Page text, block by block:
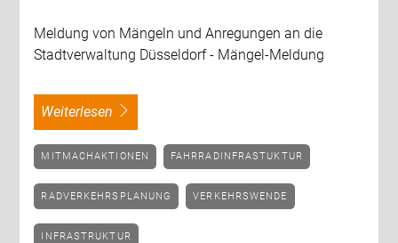
Meldung von Mängeln und Anregungen an die
Stadtverwaltung Düsseldorf - Mängel-Meldung
weiterlesen
MITMACHAKTIONEN FAHRRADINFRASTUKTUR
RADVERKEHRSPLANUNG VERKEHRSWENDE
INFRASTRUKTUR